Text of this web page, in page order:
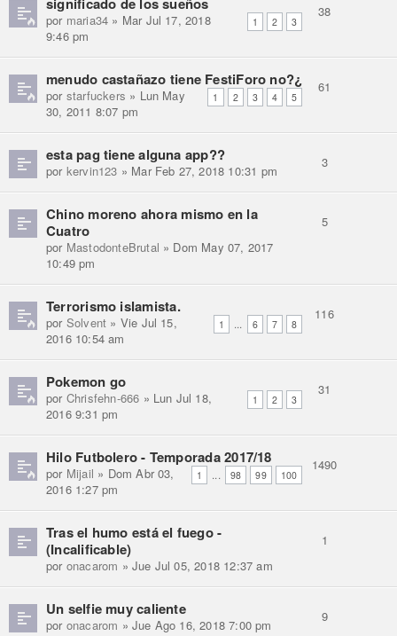
1 2 3
por maria34 » Mar Jul 17, 2018
9:46 pm
38
menudo castañazo tiene FestiForo no?¿
1 2 3 4 5
por starfuckers » Lun May
30, 2011 8:07 pm
61
esta pag tiene alguna app??
por kervin123 » Mar Feb 27, 2018 10:31 pm
3
Chino moreno ahora mismo en la
Cuatro
por MastodonteBrutal » Dom May 07, 2017
10:49 pm
5
Terrorismo islamista.
1 ... 6 7 8
por Solvent » Vie Jul 15,
2016 10:54 am
116
Pokemon go
1 2 3
por Chrisfehn-666 » Lun Jul 18,
2016 9:31 pm
31
Hilo Futbolero - Temporada 2017/18
1 ... 98 99 100
por Mijail » Dom Abr 03,
2016 1:27 pm
1490
Tras el humo está el fuego -
(Incalificable)
por onacarom » Jue Jul 05, 2018 12:37 am
1
Un selfie muy caliente
por onacarom » Jue Ago 16, 2018 7:00 pm
9